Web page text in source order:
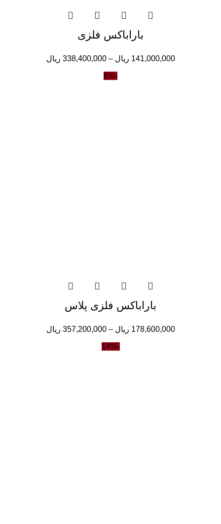
باراباکس فلزی
141,000,000 ریال –
338,400,000 ریال
-6%
باراباکس فلزی پلاس
178,600,000 ریال –
357,200,000 ریال
-14%